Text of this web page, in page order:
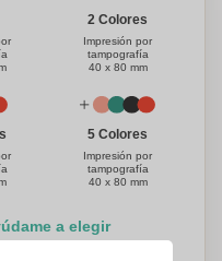
2 Colores
Impresión por
tampografía
40 x 80 mm
5 Colores
Impresión por
tampografía
40 x 80 mm
a elegir